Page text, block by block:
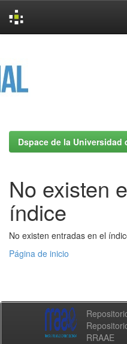
Dspace de la Universidad
No existen
índice
No existen entradas en el
Página de inicio
RRAAE